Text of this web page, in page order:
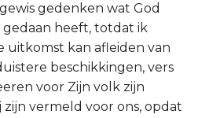
gedenken wat God
heeft, totdat ik
uitkomst kan afleiden van
beschikkingen, vers
voor Zijn volk zijn
vermeld voor ons, opdat